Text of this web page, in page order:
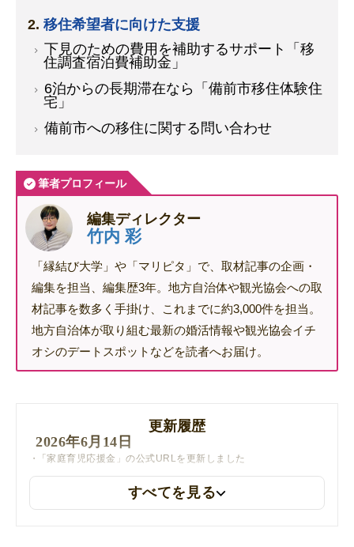
移住希望者に向けた支援
下見のための費用を補助するサポート「移
住調査宿泊費補助金」
6泊からの長期滞在なら「備前市移住体験住
宅」
備前市への移住に関する問い合わせ
筆者プロフィール
編集ディレクター
竹内 彩
「縁結び大学」や「マリピタ」で、取材記事の企画・
編集を担当、編集歴3年。地方自治体や観光協会への取
材記事を数多く手掛け、これまでに約3,000件を担当。
地方自治体が取り組む最新の婚活情報や観光協会イチ
オシのデートスポットなどを読者へお届け。
更新履歴
2026年6月14日
「家庭育児応援金」の公式URLを更新しました
2025年12月9日すべてを見る